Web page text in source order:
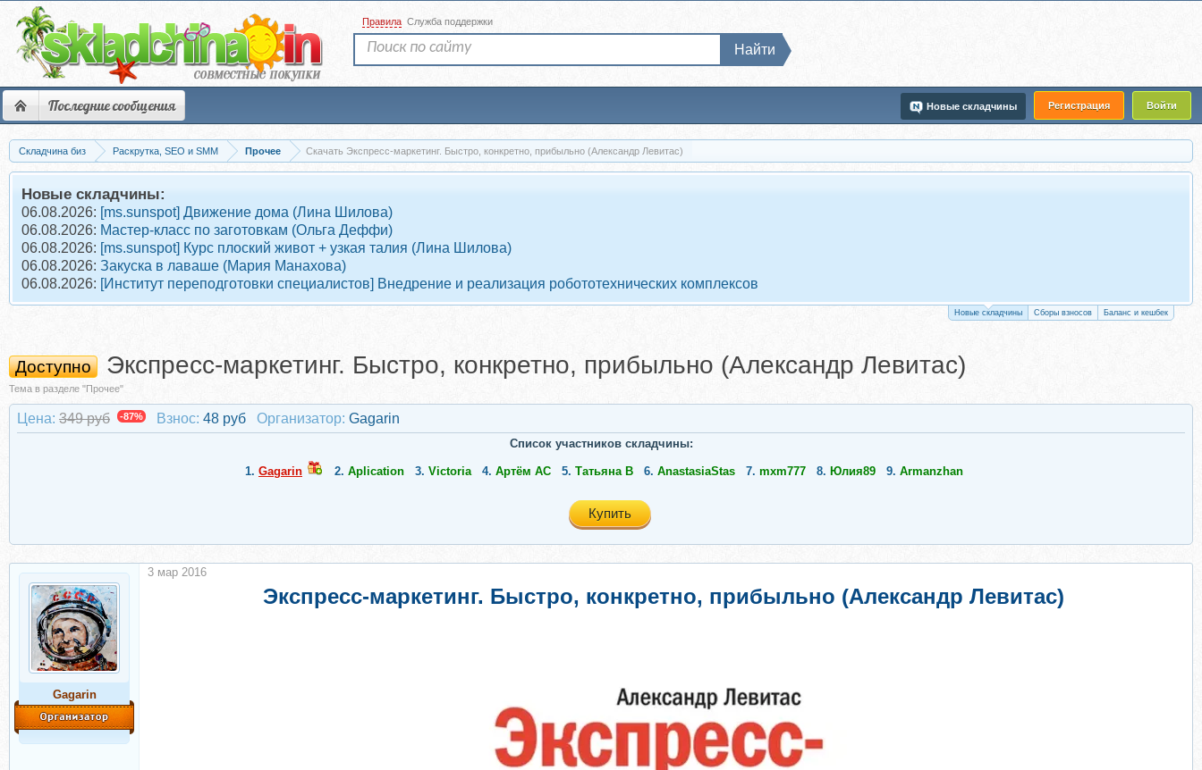
Последние сообщения Регистрация Войти
Новые складчины
Правила Служба поддержки
Найти
Складчина биз Раскрутка, SEO и SMM Прочее Скачать Экспресс-маркетинг. Быстро, конкретно, прибыльно (Александр Левитас)
Новые складчины:
06.08.2026: [ms.sunspot] Движение дома (Лина Шилова)
06.08.2026: Мастер-класс по заготовкам (Ольга Деффи)
06.08.2026: [ms.sunspot] Курс плоский живот + узкая талия (Лина Шилова)
06.08.2026: Закуска в лаваше (Мария Манахова)
06.08.2026: [Институт переподготовки специалистов] Внедрение и реализация робототехнических комплексов
Новые складчины Сборы взносов Баланс и кешбек
Доступно Экспресс-маркетинг. Быстро, конкретно, прибыльно (Александр Левитас)
Тема в разделе "Прочее"
Цена: 349 руб -87% Взнос: 48 руб Организатор: Gagarin
Список участников складчины:
1. Gagarin 2. Aplication 3. Victoria 4. Артём АС 5. Татьяна В 6. AnastasiaStas 7. mxm777 8. Юлия89 9. Armanzhan
Купить
Gagarin
Экспресс-маркетинг. Быстро, конкретно, прибыльно (Александр Левитас)
3 мар 2016